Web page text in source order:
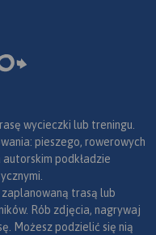
wycieczki lub treningu.
pieszego, rowerowych
podkładzie
trasą lub
Rób zdjęcia, nagrywaj
Możesz podzielić się nią